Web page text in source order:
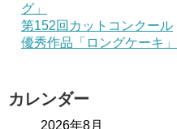
グ」
第152回カットコンクール
優秀作品「ロングケーキ」
カレンダー
2026年8月